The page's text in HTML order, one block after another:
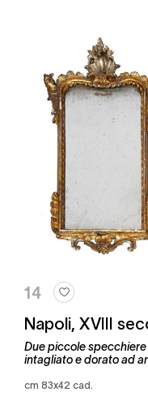
14
Napoli, XVIII
Due piccole
intagliato e dorato ad
cm 83x42 cad.